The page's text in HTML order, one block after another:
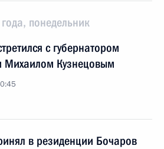
понедельник
с губернатором
Михаилом Кузнецовым
в резиденции Бочаров